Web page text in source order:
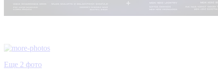
Еще 2 фото